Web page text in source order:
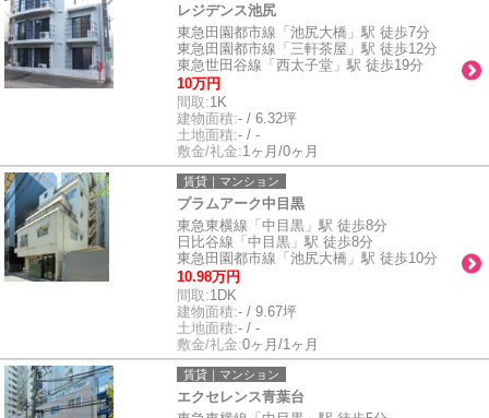
レジデンス池尻
東急田園都市線「池尻大橋」駅 徒歩7分
東急田園都市線「三軒茶屋」駅 徒歩12分
東急世田谷線「西太子堂」駅 徒歩19分
10万円
間取:1K
建物面積:- / 6.32坪
土地面積:- / -
敷金/礼金:1ヶ月/0ヶ月
賃貸｜マンション
プラムアーク中目黒
東急東横線「中目黒」駅 徒歩8分
日比谷線「中目黒」駅 徒歩8分
東急田園都市線「池尻大橋」駅 徒歩10分
10.98万円
間取:1DK
建物面積:- / 9.67坪
土地面積:- / -
敷金/礼金:0ヶ月/1ヶ月
賃貸｜マンション
エクセレンス青葉台